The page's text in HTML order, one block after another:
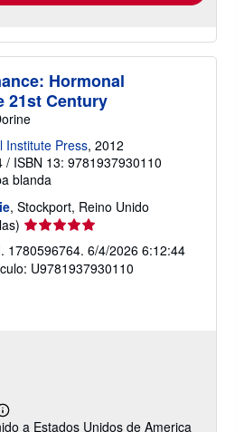
Hormonal
21st Century
Institute Press, 2012
/ ISBN 13: 9781937930110
blanda
, Stockport, Reino Unido
Calificación
del
vendedor:
5
1780596764. 6/4/2026 6:12:44
U9781937930110
Más
a Estados Unidos de America